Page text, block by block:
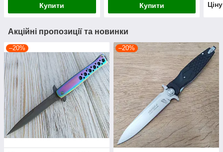
Купити Купити
Акційні пропозиції та новинки
–20% –20%